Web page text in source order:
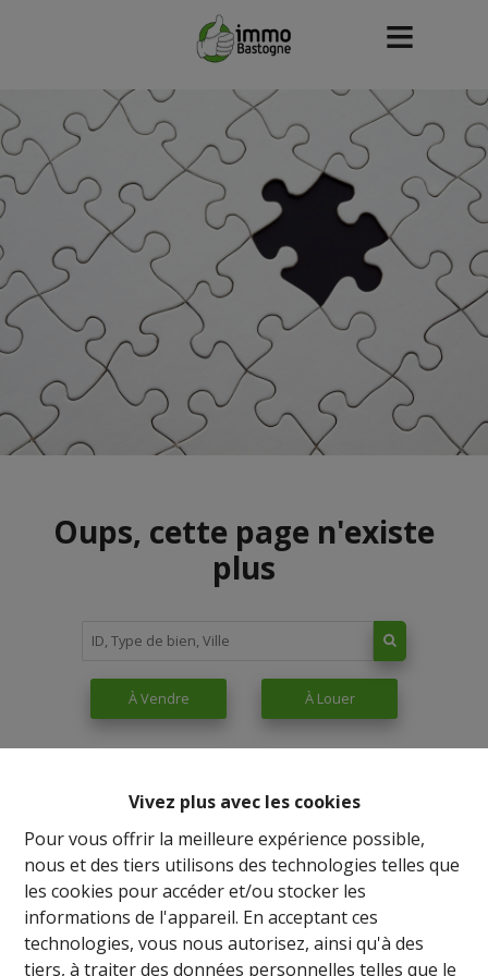
Vivez plus avec les cookies
Pour vous offrir la meilleure expérience possible,
nous et des tiers utilisons des technologies telles que
les cookies pour accéder et/ou stocker les
informations de l'appareil. En acceptant ces
technologies, vous nous autorisez, ainsi qu'à des
tiers, à traiter des données personnelles telles que le
Oups, cette page n'existe
plus
À Vendre À Louer